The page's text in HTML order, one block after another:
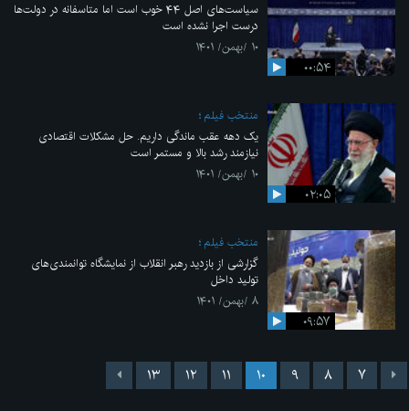
۰۰:۵۴
سیاست‌های اصل ۴۴ خوب است اما متاسفانه در دولت‌ها
درست اجرا نشده است
۱۰ /بهمن/ ۱۴۰۱
۰۲:۰۵
منتخب فیلم
یک دهه عقب ماندگی داریم. حل مشکلات اقتصادی
نیازمند رشد بالا و مستمر است
۱۰ /بهمن/ ۱۴۰۱
۰۹:۵۷
منتخب فیلم
گزارشی از بازدید رهبر انقلاب از نمایشگاه توانمندی‌های
تولید داخل
۸ /بهمن/ ۱۴۰۱
۷ ۸ ۹ ۱۰ ۱۱ ۱۲ ۱۳